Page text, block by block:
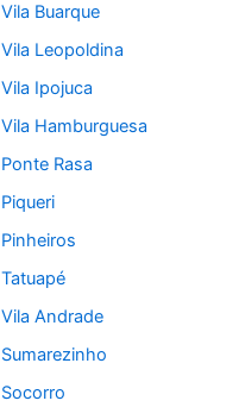
Buarque
Leopoldina
Ipojuca
Hamburguesa
Rasa
Andrade